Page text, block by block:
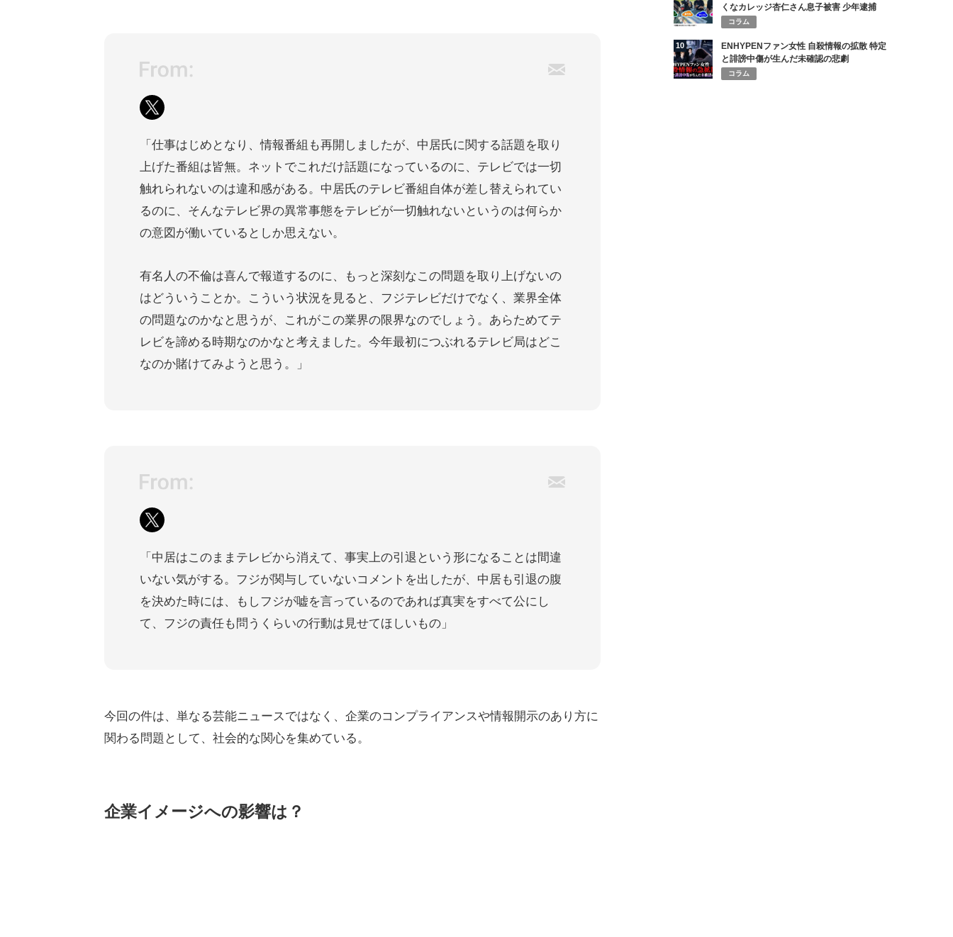
「仕事はじめとなり、情報番組も再開しましたが、中居氏に関する話題を取り
上げた番組は皆無。ネットでこれだけ話題になっているのに、テレビでは一切
触れられないのは違和感がある。中居氏のテレビ番組自体が差し替えられてい
るのに、そんなテレビ界の異常事態をテレビが一切触れないというのは何らか
の意図が働いているとしか思えない。
有名人の不倫は喜んで報道するのに、もっと深刻なこの問題を取り上げないの
はどういうことか。こういう状況を見ると、フジテレビだけでなく、業界全体
の問題なのかなと思うが、これがこの業界の限界なのでしょう。あらためてテ
レビを諦める時期なのかなと考えました。今年最初につぶれるテレビ局はどこ
なのか賭けてみようと思う。」
「中居はこのままテレビから消えて、事実上の引退という形になることは間違
いない気がする。フジが関与していないコメントを出したが、中居も引退の腹
を決めた時には、もしフジが嘘を言っているのであれば真実をすべて公にし
て、フジの責任も問うくらいの行動は見せてほしいもの」
今回の件は、単なる芸能ニュースではなく、企業のコンプライアンスや情報開示のあり方に
関わる問題として、社会的な関心を集めている。
企業イメージへの影響は？
くなカレッジ杏仁さん息子被害 少年逮捕
コラム
10
ENHYPENファン女性 自殺情報の拡散 特定
と誹謗中傷が生んだ未確認の悲劇
コラム